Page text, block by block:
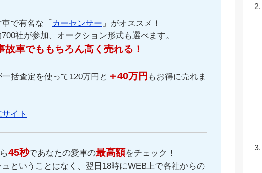
で有名な「 カーセンサー 」がオススメ！
社が参加、オークション形式も選べます。
故車でももちろん高く売れる！
括査定を使って120万円と ＋40万円 もお得に売れま
イト
45秒であなたの愛車の最高額をチェック！
ということはなく、翌日18時にWEB上で各社からの